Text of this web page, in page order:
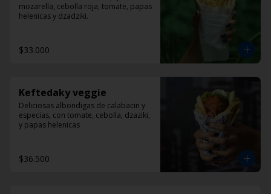
mozarella, cebolla roja, tomate, papas
helenicas y dzadziki.
$33.000
Keftedaky veggie
Deliciosas albondigas de calabacin y
especias, con tomate, cebolla, dzaziki,
y papas helenicas
$36.500